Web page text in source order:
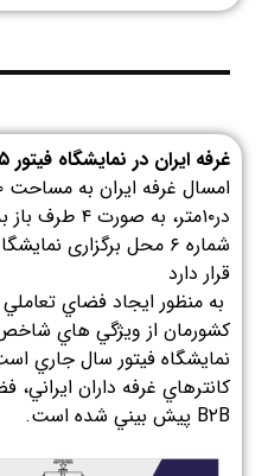
غرفه ایران در نمایشگاه فیتور ۲۰۲۵
قرار دارد
به منظور ايجاد فضاي
كشورمان از ويژگي هاي
نمايشگاه فيتور سال جاري
كانترهاي غرفه داران
B۲B پيش بيني شده است.